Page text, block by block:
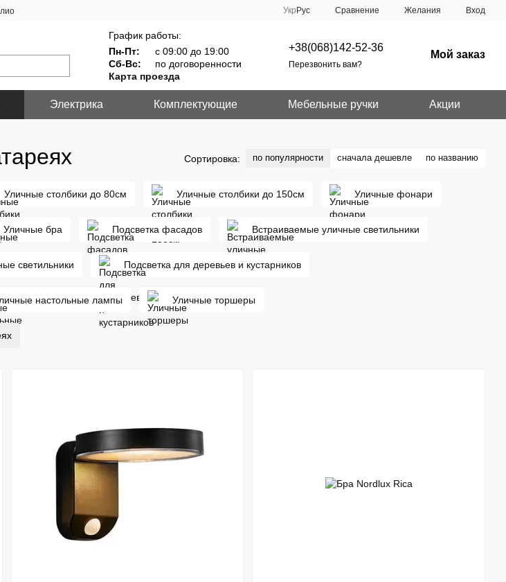
Укр Рус Сравнение Желания Вход
График работы:
Пн-Пт:
с 09:00 до 19:00
Сб-Вс:
по договоренности
Карта проезда
+38(068)142-52-36
Перезвонить вам?
Мой заказ
Электрика Комплектующие Мебельные ручки Акции
Сортировка: по популярности сначала дешевле по названию
Уличные столбики до 80см Уличные столбики до 150см Уличные фонари
Уличные бра Подсветка фасадов Встраиваемые уличные светильники
светильники Подсветка для деревьев и кустарников
настольные лампы Уличные торшеры